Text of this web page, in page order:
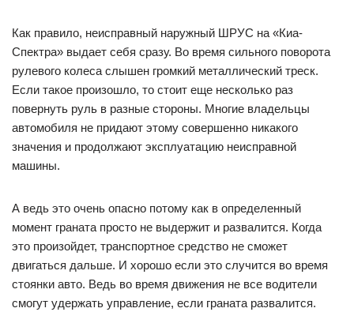
Как правило, неисправный наружный ШРУС на «Киа-
Спектра» выдает себя сразу. Во время сильного поворота
рулевого колеса слышен громкий металлический треск.
Если такое произошло, то стоит еще несколько раз
повернуть руль в разные стороны. Многие владельцы
автомобиля не придают этому совершенно никакого
значения и продолжают эксплуатацию неисправной
машины.
А ведь это очень опасно потому как в определенный
момент граната просто не выдержит и развалится. Когда
это произойдет, транспортное средство не сможет
двигаться дальше. И хорошо если это случится во время
стоянки авто. Ведь во время движения не все водители
смогут удержать управление, если граната развалится.